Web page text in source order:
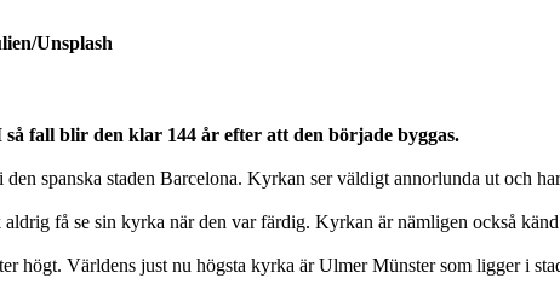
Unsplash
fall blir den klar 144 år efter att den började byggas.
spanska staden Barcelona. Kyrkan ser väldigt annorlunda ut och
få se sin kyrka när den var färdig. Kyrkan är nämligen också
högt. Världens just nu högsta kyrka är Ulmer Münster som ligger i